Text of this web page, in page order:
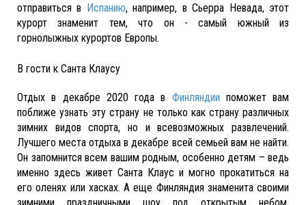
отправиться в Испанию, например, в Сьерра Невада, этот
курорт знаменит тем, что он - самый южный из
горнолыжных курортов Европы.
В гости к Санта Клаусу
Отдых в декабре 2020 года в Финляндии поможет вам
поближе узнать эту страну не только как страну различных
зимних видов спорта, но и всевозможных развлечений.
Лучшего места отдыха в декабре всей семьей вам не найти.
Он запомнится всем вашим родным, особенно детям – ведь
именно здесь живет Санта Клаус и могно прокатиться на
его оленях или хасках. А еще Финляндия знаменита своими